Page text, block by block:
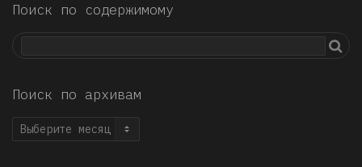
Поиск по содержимому
Поиск по архивам
Поиск